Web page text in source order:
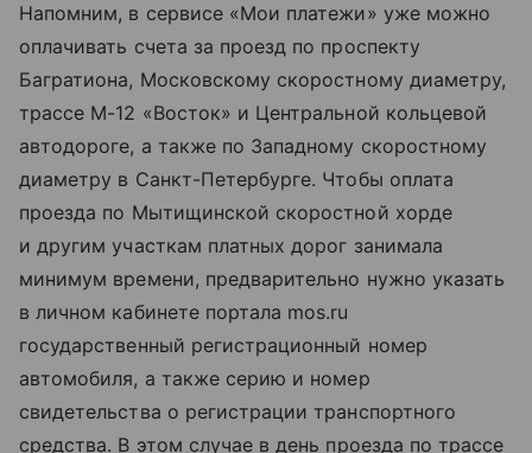
Напомним, в сервисе «Мои платежи» уже можно
оплачивать счета за проезд по проспекту
Багратиона, Московскому скоростному диаметру,
трассе М-12 «Восток» и Центральной кольцевой
автодороге, а также по Западному скоростному
диаметру в Санкт-Петербурге. Чтобы оплата
проезда по Мытищинской скоростной хорде
и другим участкам платных дорог занимала
минимум времени, предварительно нужно указать
в личном кабинете портала mos.ru
государственный регистрационный номер
автомобиля, а также серию и номер
свидетельства о регистрации транспортного
средства. В этом случае в день проезда по трассе